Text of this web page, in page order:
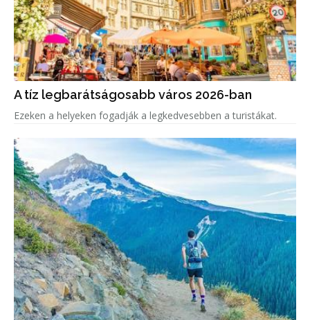
A tíz legbarátságosabb város 2026-ban
Ezeken a helyeken fogadják a legkedvesebben a turistákat.